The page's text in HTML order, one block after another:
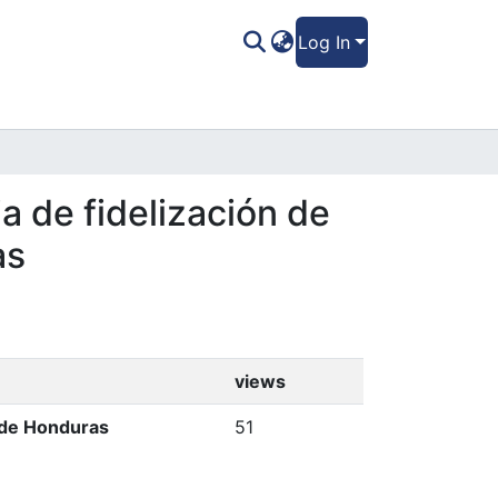
Log In
de fidelización de
views
Honduras 51